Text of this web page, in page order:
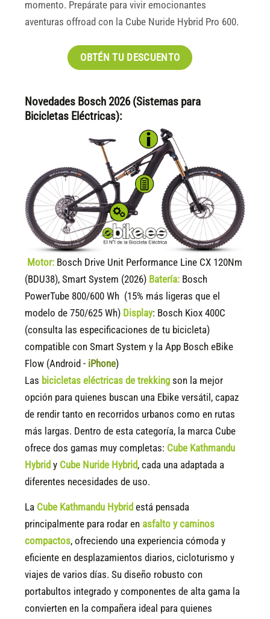
momento. Prepárate para vivir emocionantes
aventuras offroad con la Cube Nuride Hybrid Pro 600.
OBTÉN TU DESCUENTO
Novedades Bosch 2026 (Sistemas para
Bicicletas Eléctricas):
Motor: Bosch Drive Unit Performance Line CX 120Nm
(BDU38), Smart System (2026) Batería: Bosch
PowerTube 800/600 Wh (15% más ligeras que el
modelo de 750/625 Wh) Display: Bosch Kiox 400C
(consulta las especificaciones de tu bicicleta)
compatible con Smart System y la App Bosch eBike
Flow (Android - iPhone)
Las bicicletas eléctricas de trekking son la mejor
opción para quienes buscan una Ebike versátil, capaz
de rendir tanto en recorridos urbanos como en rutas
más largas. Dentro de esta categoría, la marca Cube
ofrece dos gamas muy completas: Cube Kathmandu
Hybrid y Cube Nuride Hybrid, cada una adaptada a
diferentes necesidades de uso.
La Cube Kathmandu Hybrid está pensada
principalmente para rodar en asfalto y caminos
compactos, ofreciendo una experiencia cómoda y
eficiente en desplazamientos diarios, cicloturismo y
viajes de varios días. Su diseño robusto con
portabultos integrado y componentes de alta gama la
convierten en la compañera ideal para quienes